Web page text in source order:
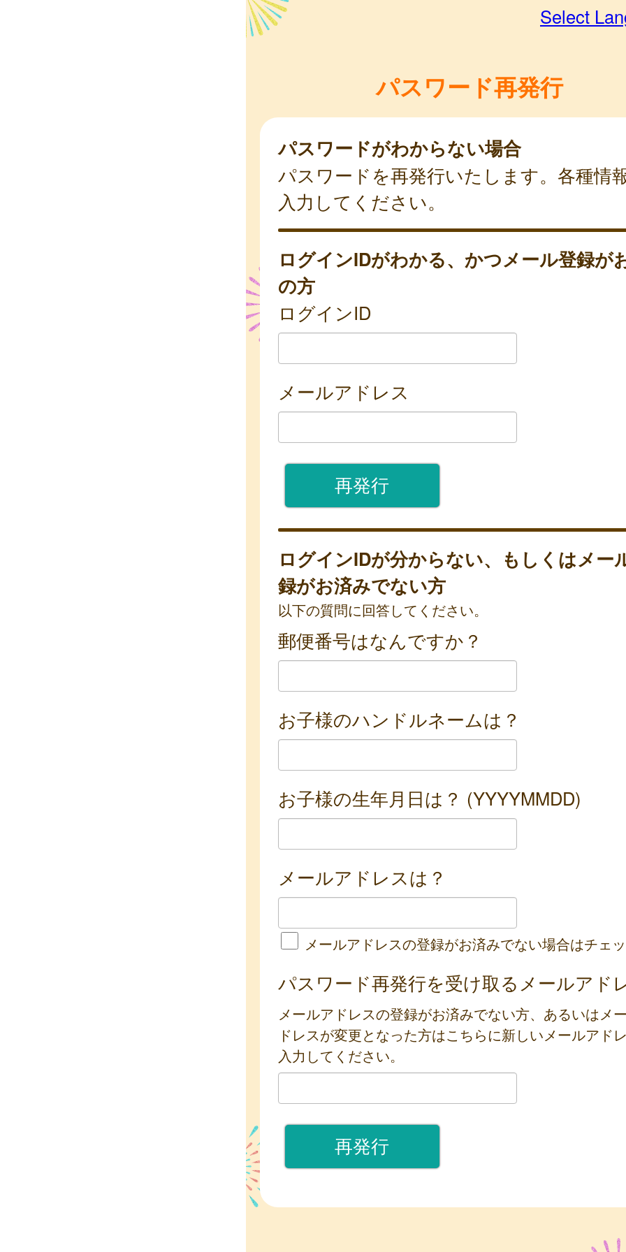
Select
パスワード再発行
パスワードがわからない場合
パスワードを再発行いたします。各種情
入力してください。
ログインIDがわかる、かつメール登録が
の方
ログインID
メールアドレス
ログインIDが分からない、もしくはメー
録がお済みでない方
以下の質問に回答してください。
郵便番号はなんですか？
お子様のハンドルネームは？
お子様の生年月日は？ (YYYYMMDD)
メールアドレスは？
メールアドレスの登録がお済みでない場合はチェ
パスワード再発行を受け取るメールアド
メールアドレスの登録がお済みでない方、あるいはメ
ドレスが変更となった方はこちらに新しいメールアド
入力してください。